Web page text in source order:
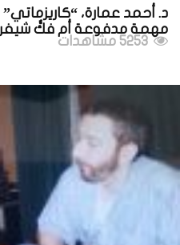
د. أحمد عمارة،
مهمة مدفوعة أم فكُّ